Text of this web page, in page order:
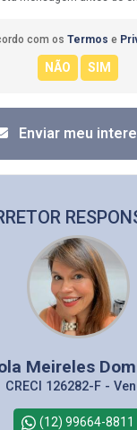
com os Termos e
Enviar meu
Meireles
CRECI 126282-F -
(12) 99664-8811